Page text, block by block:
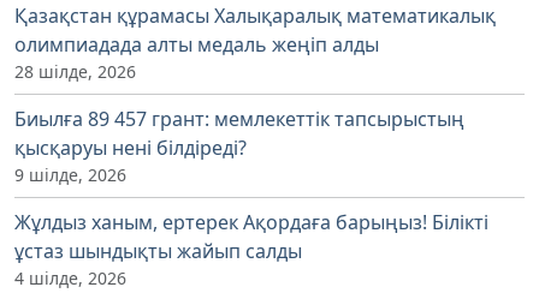
Қазақстан құрамасы Халықаралық математикалық
олимпиадада алты медаль жеңіп алды
28 шілде, 2026
Биылға 89 457 грант: мемлекеттік тапсырыстың
қысқаруы нені білдіреді?
9 шілде, 2026
Жұлдыз ханым, ертерек Ақордаға барыңыз! Білікті
ұстаз шындықты жайып салды
4 шілде, 2026